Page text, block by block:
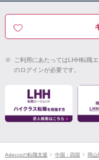
※ ご利用にあたってはLHH転職
のログインが必要です。
Adeccoの転職支援 中国・四国 岡山